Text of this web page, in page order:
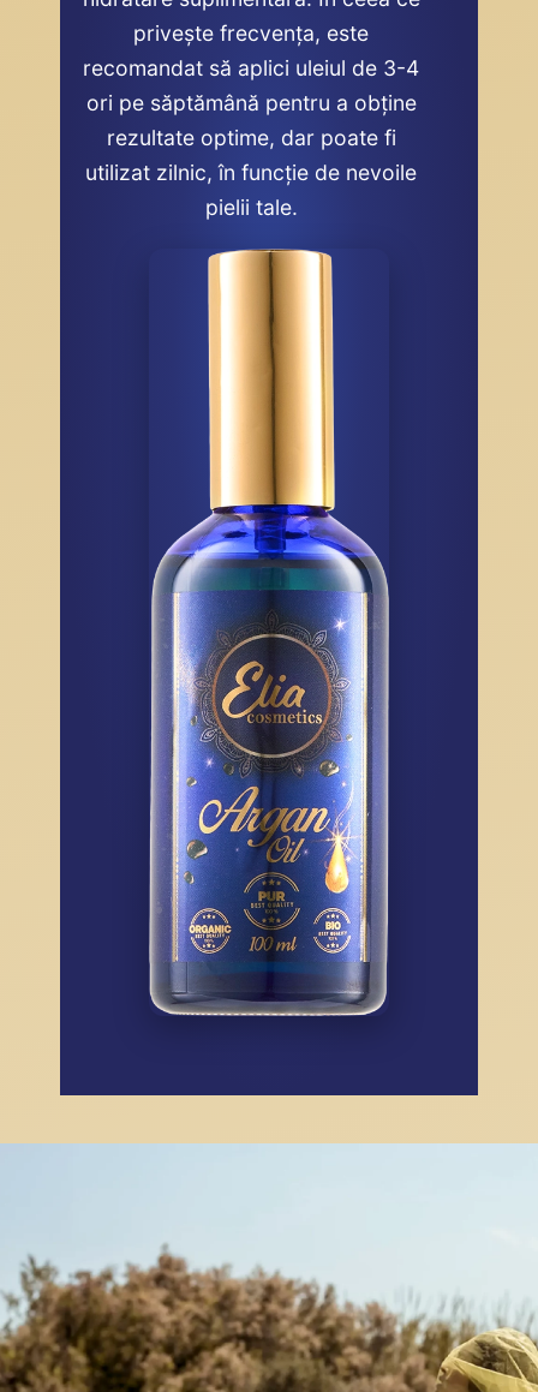
privește frecvența, este
recomandat să aplici uleiul de 3-4
ori pe săptămână pentru a obține
rezultate optime, dar poate fi
utilizat zilnic, în funcție de nevoile
pielii tale.